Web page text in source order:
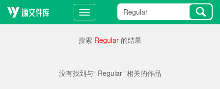
搜索 Regular 的结果
没有找到与“ Regular ”相关的作品